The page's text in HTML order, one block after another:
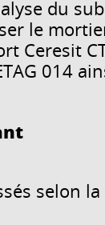
du
le
Ceresit
014
selon